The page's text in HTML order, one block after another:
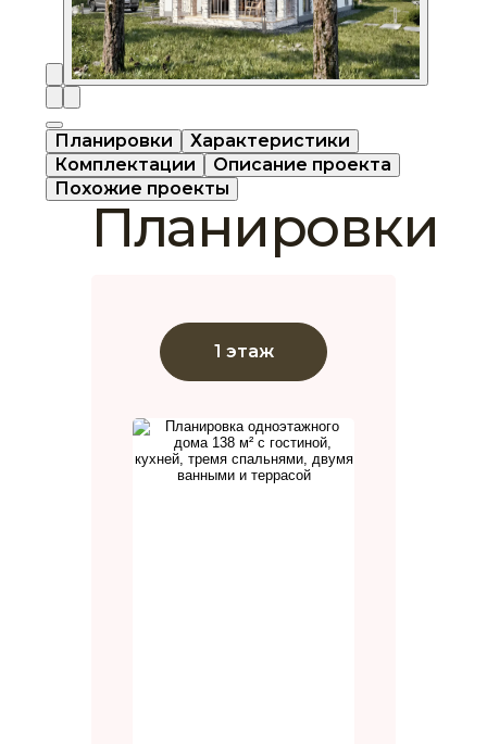
Планировки
Характеристики
Комплектации
Описание проекта
Похожие проекты
Планировки
1 этаж